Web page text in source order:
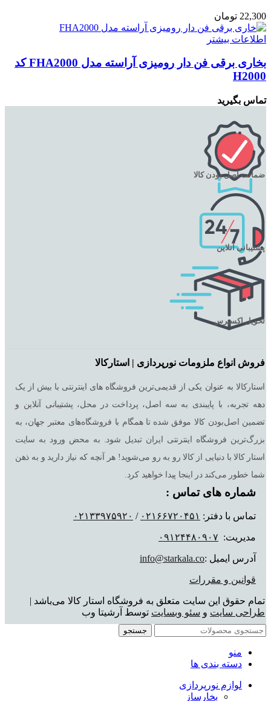
22,300 تومان
اطلاعات بیشتر
بخارى برقى فن دار رومیزى آراسته مدل FHA2000 کد
H2000
تماس بگیرید
ضمانت اصل بودن کالا
پشتیبانی آنلاین
تحویل اکسپرس
فروش انواع ملزومات نورپردازی | استارکالا
استارکالا به عنوان یکی از قدیمی‌ترین فروشگاه های اینترنتی با بیش از یک
دهه تجربه، با پایبندی به سه اصل، پرداخت در محل، پشتیبانی آنلاین و
تضمین اصل‌بودن کالا موفق شده تا همگام با فروشگاه‌های معتبر جهان، به
بزرگ‌ترین فروشگاه اینترنتی ایران تبدیل شود. به محض ورود به سایت
استار کالا با دنیایی از کالا رو به رو می‌شوید! هر آنچه که نیاز دارید و به ذهن
شما خطور می‌کند در اینجا پیدا خواهید کرد.
شماره های تماس :
تماس با دفتر: ٠٢١۶۶٧٢٠۴۵١ / ٠٢١٣٣٩٧۵٩٢٠
مدیریت: ٠٩١٢۴۴٨٠٩٠٧
آدرس ایمیل :info@starkala.co
قوانین و مقررات
تمام حقوق این سایت متعلق به فروشگاه استار کالا می‌باشد |
طراحی سایت و سئو وبسایت توسط آرشیتا وب
جستجو
منو
دسته بندی ها
لوازم نورپردازی
بخارساز